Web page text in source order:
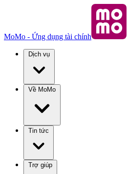
MoMo - Ứng dụng tài chính
Dịch vụ
Về MoMo
Tin tức
Trợ giúp